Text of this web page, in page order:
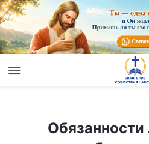
Обязанности лидеров и